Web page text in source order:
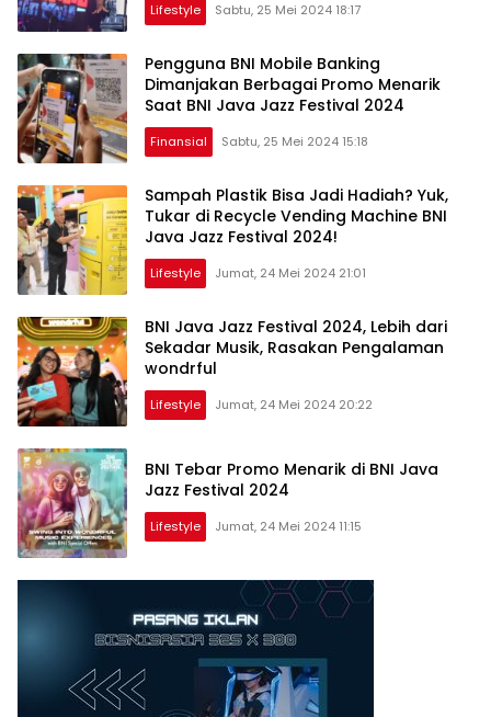
Lifestyle Sabtu, 25 Mei 2024 18:17
Pengguna BNI Mobile Banking
Dimanjakan Berbagai Promo Menarik
Saat BNI Java Jazz Festival 2024
Finansial Sabtu, 25 Mei 2024 15:18
Sampah Plastik Bisa Jadi Hadiah? Yuk,
Tukar di Recycle Vending Machine BNI
Java Jazz Festival 2024!
Lifestyle Jumat, 24 Mei 2024 21:01
BNI Java Jazz Festival 2024, Lebih dari
Sekadar Musik, Rasakan Pengalaman
wondrful
Lifestyle Jumat, 24 Mei 2024 20:22
BNI Tebar Promo Menarik di BNI Java
Jazz Festival 2024
Lifestyle Jumat, 24 Mei 2024 11:15